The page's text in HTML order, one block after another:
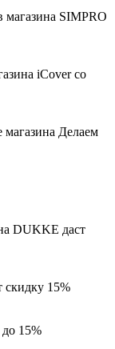
магазина SIMPRO
iCover со
Делаем
DUKKE даст
скидку 15%
15%